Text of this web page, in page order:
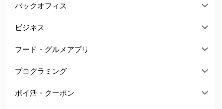
バックオフィス
ビジネス
フード・グルメアプリ
プログラミング
ポイ活・クーポン